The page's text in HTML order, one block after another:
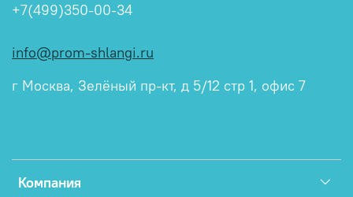
Компания
+7(499)350-00-34
info@prom-shlangi.ru
г Москва, Зелёный пр-кт, д 5/12 стр 1, офис 7